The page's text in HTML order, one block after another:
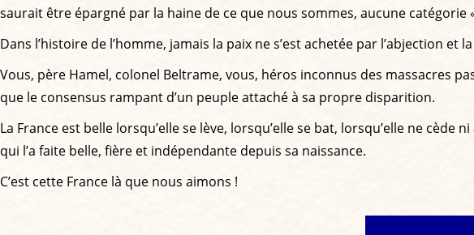
saurait être épargné par la haine de ce que nous sommes, aucune catégorie
Dans l’histoire de l’homme, jamais la paix ne s’est achetée par l’abjection et
Vous, père Hamel, colonel Beltrame, vous, héros inconnus des massacres
que le consensus rampant d’un peuple attaché à sa propre disparition.
La France est belle lorsqu’elle se lève, lorsqu’elle se bat, lorsqu’elle ne
qui l’a faite belle, fière et indépendante depuis sa naissance.
C’est cette France là que nous aimons !